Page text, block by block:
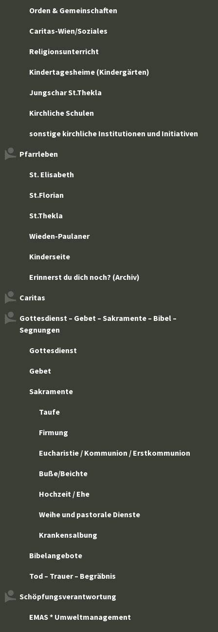
Orden & Gemeinschaften
Caritas-Wien/Soziales
Religionsunterricht
Kindertagesheime (Kindergärten)
Jungschar St.Thekla
Kirchliche Schulen
sonstige kirchliche Institutionen und Initiativen
Pfarrleben
St. Elisabeth
St.Florian
St.Thekla
Wieden-Paulaner
Kinderseite
Erinnerst du dich noch? (Archiv)
Caritas
Gottesdienst – Gebet – Sakramente – Bibel –
Segnungen
Gottesdienst
Gebet
Sakramente
Taufe
Firmung
Eucharistie / Kommunion / Erstkommunion
Buße/Beichte
Hochzeit / Ehe
Weihe und pastorale Dienste
Krankensalbung
Bibelangebote
Tod – Trauer – Begräbnis
Schöpfungsverantwortung
EMAS * Umweltmanagement